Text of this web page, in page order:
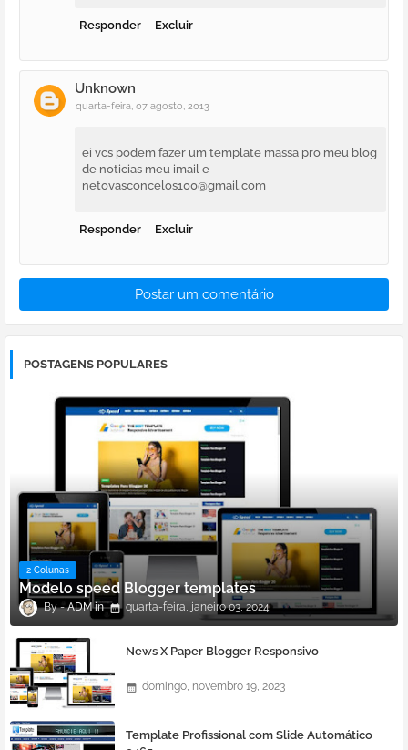
Responder Excluir
Unknown
quarta-feira, 07 agosto, 2013
ei vcs podem fazer um template massa pro meu blog
de noticias meu imail e
netovasconcelos100@gmail.com
Responder Excluir
Postar um comentário
POSTAGENS POPULARES
2 Colunas
Modelo speed Blogger templates
ADM quarta-feira, janeiro 03, 2024
News X Paper Blogger Responsivo
domingo, novembro 19, 2023
Template Profissional com Slide Automático